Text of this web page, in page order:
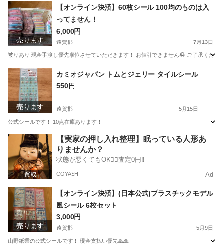
福岡 遠賀郡 その他 セット
売ります
【オンライン決済】60枚シール 100均のものは入
ってません！
6,000円
遠賀郡 7月13日
被りあり 現金手渡し優先順位させていただきます！ お値引できません😭 ご了承くだ
福岡 遠賀郡 その他 100均
売ります
カミオジャパン トムとジェリー タイルシール
550円
遠賀郡 5月15日
公式シールです！ 10点在庫あります！
福岡 遠賀郡 その他 トムとジェリー
【実家の押し入れ整理】眠っている人形あ
りませんか？
状態が悪くてもOK🙆‍♀️査定0円‼️
COYASH Ad
売ります
【オンライン決済】(日本公式)プラスチックモデル
風シール 6枚セット
3,000円
遠賀郡 5月9日
山野紙業の公式シールです！ 現金支払い優先🙏🙏